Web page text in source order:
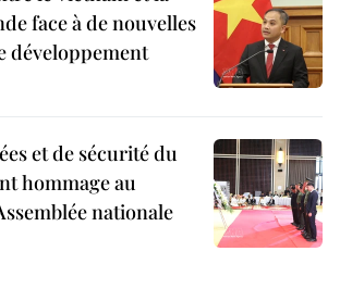
face à de nouvelles
développement
et de sécurité du
hommage au
nationale